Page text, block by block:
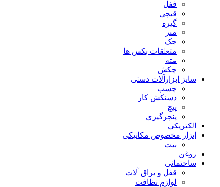
ففل
قیچی
گیره
متر
جک
متعلقات بکس ها
مته
چکش
سایز ابزارآلات دستی
چسب
دستکش کار
پیچ
پنچرگیری
الکتریکی
ابزار مخصوص مکانیکی
بیت
روغن
ساختمانی
قفل و یراق آلات
لوازم نظافت